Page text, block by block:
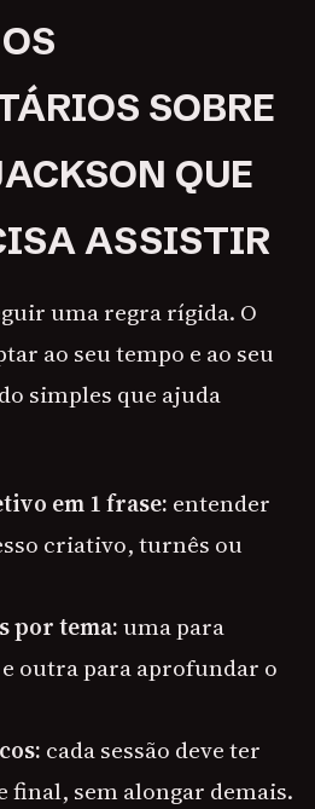
SOBRE
QUE
ASSISTIR
uma regra rígida. O
ao seu tempo e ao seu
simples que ajuda
em 1 frase: entender
criativo, turnês ou
por tema:uma para
outra para aprofundar o
cada sessão deve ter
final, sem alongar demais.